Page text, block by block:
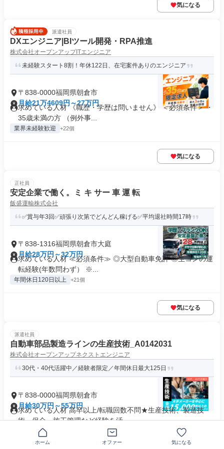
気になる
派遣社員
DXエンジニア|BIツール開発・RPA推進
株式会社オープンアップITエンジニア
未経験スタート8割！年休122日、在宅案件ありのエンジニア
〒838-0000福岡県朝倉市
月給21万4609円～27万円
求めている人材 《職歴・学歴は問いません》 ＜必須条件＞ ・
35歳未満の方 （例外事...
業界未経験歓迎 +22個
気になる
正社員
安定企業で働く。ミ キ サー 車 運 転
飯盛運輸株式会社
✅賞与年3回✅頑張り次第でどんどん稼げる✅平均退社時間17時
〒838-1316福岡県朝倉市大庭
月給28万円～32万円
求めている人材 ≪必須条件≫ ◎大型自動車免許 ◎生コンの運
転経験(年数問わず） ※...
年間休日120日以上 +21個
気になる
派遣社員
自動車部品製造ラインの生産技術_A0142031
株式会社オープンアップネクストエンジニア
30代・40代活躍中／経験者限定／年間休日最大125日
〒838-0000福岡県朝倉市
月給30万円～55万円
求めている人材 高卒以上/転職回数不問★生産技術、製造技
術、保全、施工管理など経験を活...
無期雇用派遣
ホーム オファー 気になる